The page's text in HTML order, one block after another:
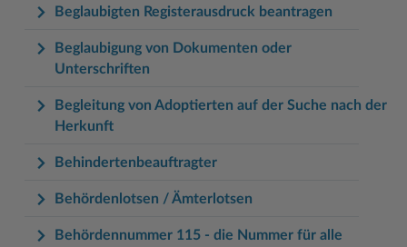
Beglaubigten Registerausdruck beantragen
Beglaubigung von Dokumenten oder
Unterschriften
Begleitung von Adoptierten auf der Suche nach der
Herkunft
Behindertenbeauftragter
Behördenlotsen / Ämterlotsen
Behördennummer 115 - die Nummer für alle